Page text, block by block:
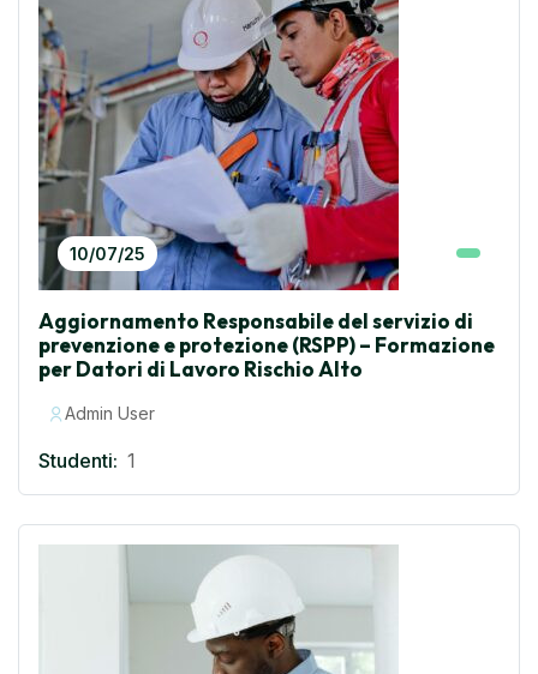
10/07/25
Aggiornamento Responsabile del servizio di
prevenzione e protezione (RSPP) – Formazione
per Datori di Lavoro Rischio Alto
Admin User
Studenti: 1